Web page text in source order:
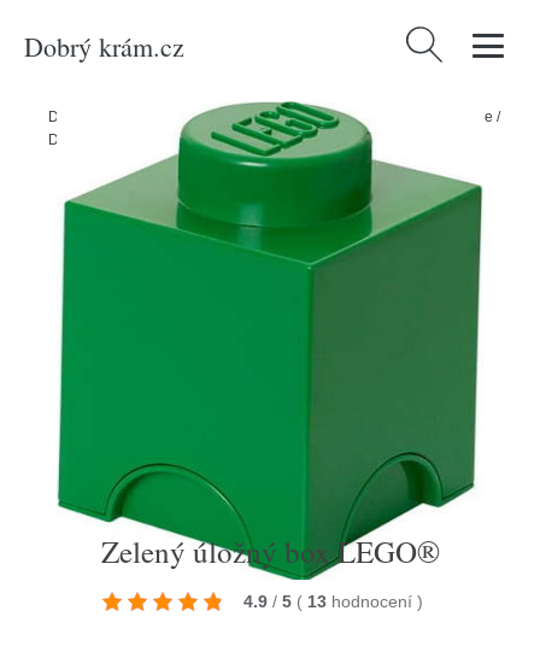
Dobrý krám.cz Vyhledávání
Domů Pro děti Doplňky a dekorace do dětského pokoje /
Dětské úložné boxy /Zelený úložný box LEGO®
Zelený úložný box LEGO®
4.9 / 5 ( 13 hodnocení )